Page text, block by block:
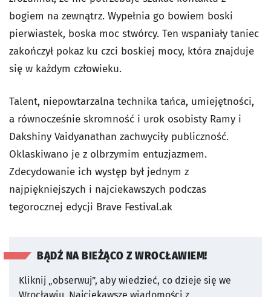
bogiem na zewnątrz. Wypełnia go bowiem boski
pierwiastek, boska moc stwórcy. Ten wspaniały taniec
zakończył pokaz ku czci boskiej mocy, która znajduje
się w każdym człowieku.
Talent, niepowtarzalna technika tańca, umiejętności,
a równocześnie skromność i urok osobisty Ramy i
Dakshiny Vaidyanathan zachwyciły publiczność.
Oklaskiwano je z olbrzymim entuzjazmem.
Zdecydowanie ich występ był jednym z
najpiękniejszych i najciekawszych podczas
tegorocznej edycji Brave Festival.ak
BĄDŹ NA BIEŻĄCO Z WROCŁAWIEM!
Kliknij „obserwuj”, aby wiedzieć, co dzieje się we